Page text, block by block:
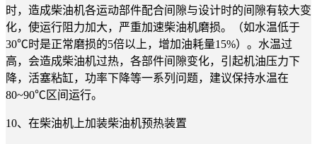
时，造成柴油机各运动部件配合间隙与设计时的间隙有较大变
化，使运行阻力加大，严重加速柴油机磨损。（如水温低于
30℃时是正常磨损的5倍以上，增加油耗量15%）。水温过
高，会造成柴油机过热，各部件间隙变化，引起机油压力下
降，活塞粘缸，功率下降等一系列问题，建议保持水温在
80~90℃区间运行。
10、在柴油机上加装柴油机预热装置